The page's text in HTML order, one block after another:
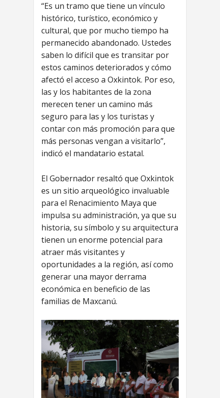
“Es un tramo que tiene un vínculo
histórico, turístico, económico y
cultural, que por mucho tiempo ha
permanecido abandonado. Ustedes
saben lo difícil que es transitar por
estos caminos deteriorados y cómo
afectó el acceso a Oxkintok. Por eso,
las y los habitantes de la zona
merecen tener un camino más
seguro para las y los turistas y
contar con más promoción para que
más personas vengan a visitarlo”,
indicó el mandatario estatal.
El Gobernador resaltó que Oxkintok
es un sitio arqueológico invaluable
para el Renacimiento Maya que
impulsa su administración, ya que su
historia, su símbolo y su arquitectura
tienen un enorme potencial para
atraer más visitantes y
oportunidades a la región, así como
generar una mayor derrama
económica en beneficio de las
familias de Maxcanú.